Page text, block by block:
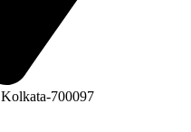
700097